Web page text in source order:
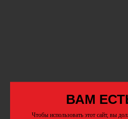
ВАМ
Чтобы использовать этот сайт, вы